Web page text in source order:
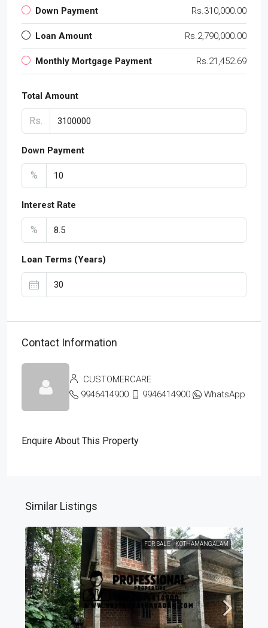
Down Payment Rs.310,000.00
Loan Amount Rs.2,790,000.00
Monthly Mortgage Payment Rs.21,452.69
Total Amount
Rs.
Down Payment
%
Interest Rate
%
Loan Terms (Years)
Contact Information
CUSTOMERCARE
9946414900
9946414900 WhatsApp
Enquire About This Property
Similar Listings
FOR SALE KOTHAMANGALAM